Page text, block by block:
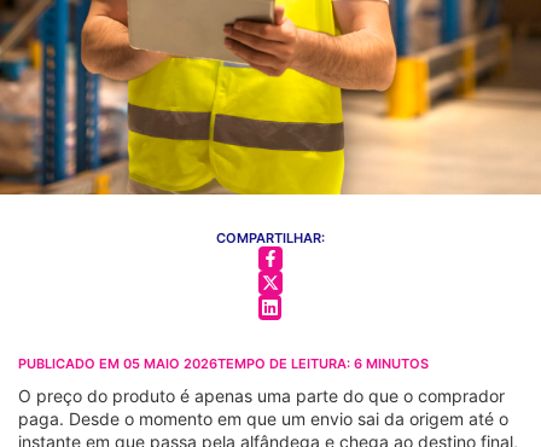
COMPARTILHAR:
PUBLICADO EM 05 MAIO 2026TEMPO DE LEITURA: 6 MINUTOS
O preço do produto é apenas uma parte do que o comprador
paga. Desde o momento em que um envio sai da origem até o
instante em que passa pela alfândega e chega ao destino final,